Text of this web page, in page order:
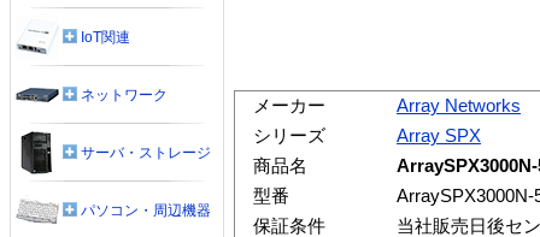
メーカー
Array Networks
シリーズ
Array SPX
商品名
型番
ArraySPX3000N-
保証条件
当社販売日後セ
IoT関連
ネットワーク
サーバ・ストレージ
パソコン・周辺機器